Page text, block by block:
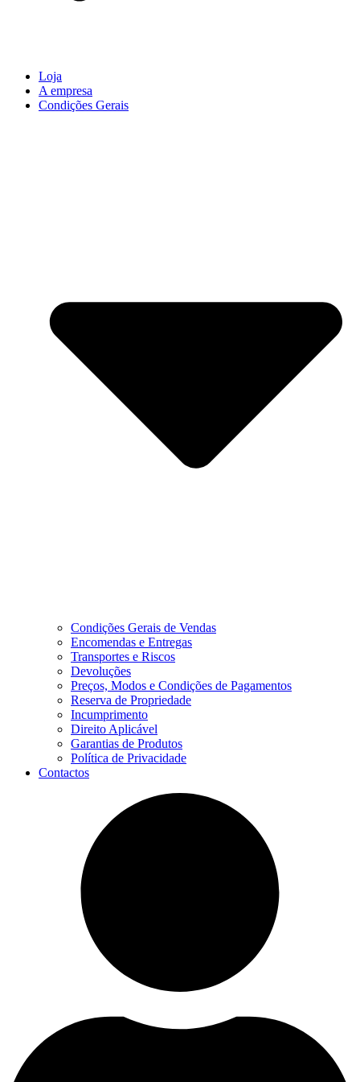
Loja
A empresa
Condições Gerais
Condições Gerais de Vendas
Encomendas e Entregas
Transportes e Riscos
Devoluções
Preços, Modos e Condições de Pagamentos
Reserva de Propriedade
Incumprimento
Direito Aplicável
Garantias de Produtos
Política de Privacidade
Contactos